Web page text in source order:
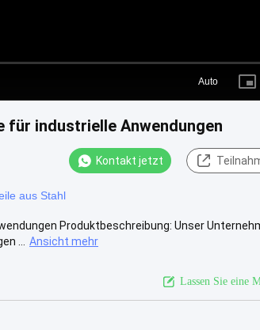
Auto
für industrielle Anwendungen
Kontakt jetzt
aus Stahl
Produktbeschreibung: Unser
...
Ansicht mehr
Lassen Sie eine